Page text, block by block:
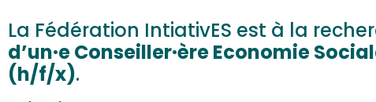
La Fédération IntiativES est à la
d’un·e Conseiller·ère Economie
(h/f/x).